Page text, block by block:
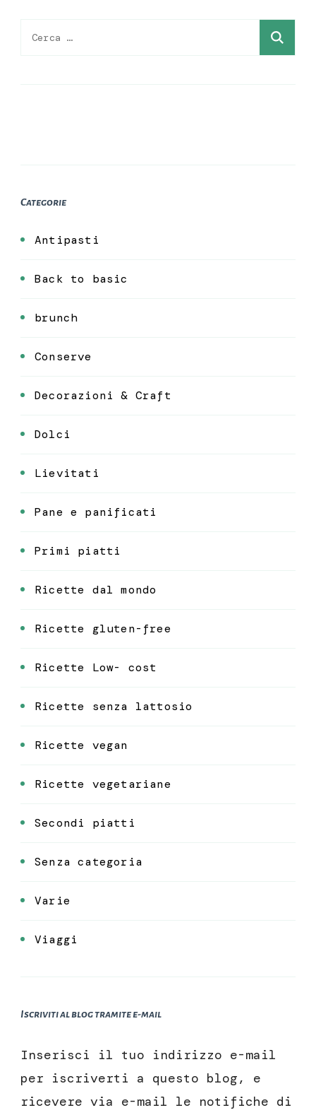
Ricerca
Categorie
Antipasti
Back to basic
brunch
Conserve
Decorazioni & Craft
Dolci
Lievitati
Pane e panificati
Primi piatti
Ricette dal mondo
Ricette gluten-free
Ricette Low- cost
Ricette senza lattosio
Ricette vegan
Ricette vegetariane
Secondi piatti
Senza categoria
Varie
Viaggi
Iscriviti al blog tramite e-mail
Inserisci il tuo indirizzo e-mail
per iscriverti a questo blog, e
ricevere via e-mail le notifiche di